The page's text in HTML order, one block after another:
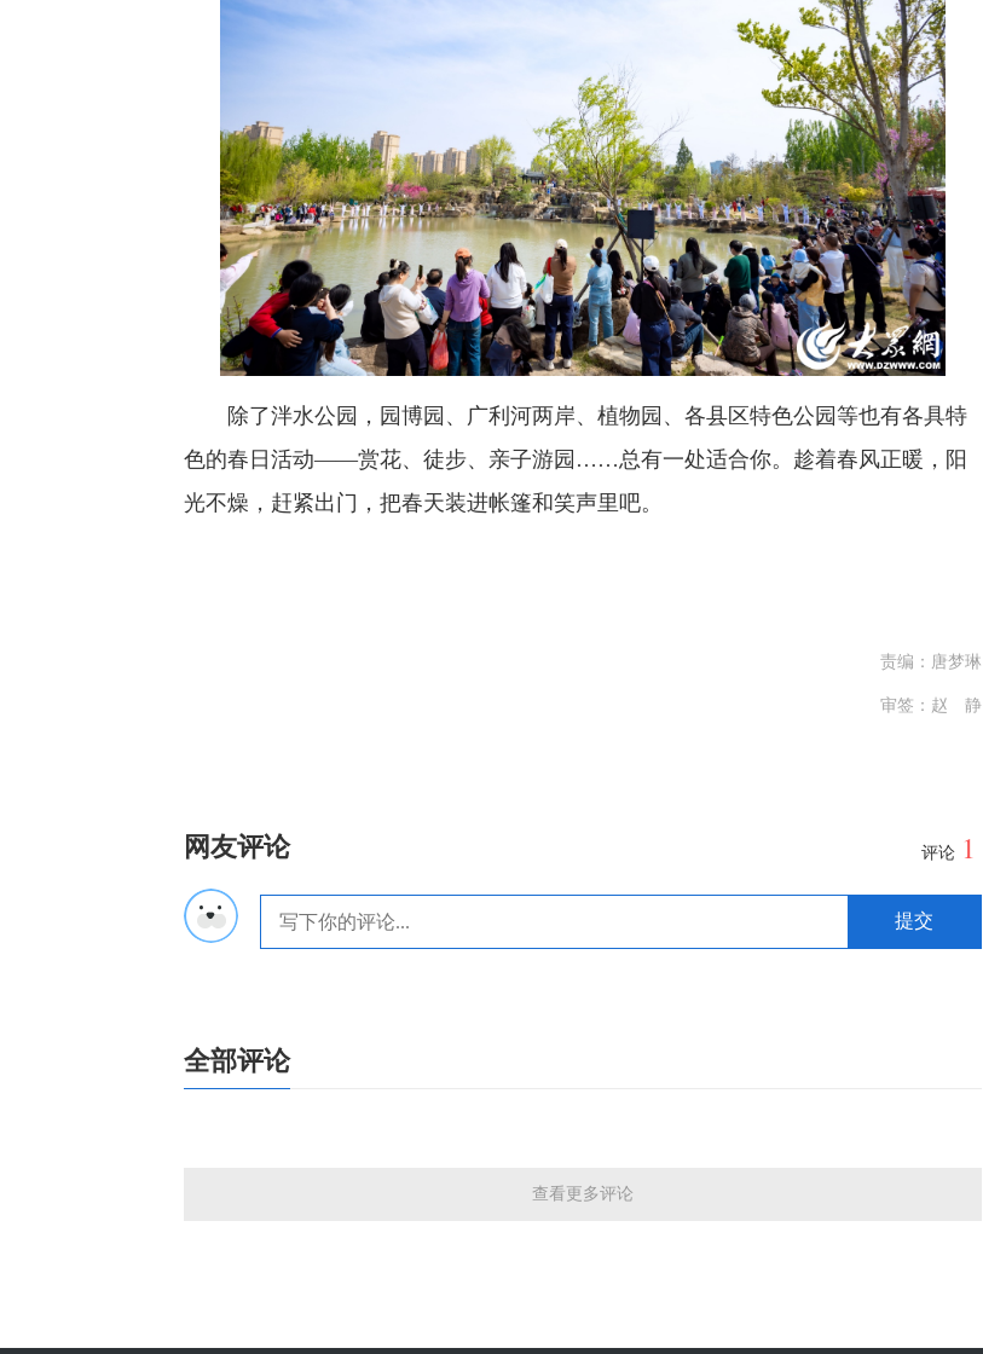
除了泮水公园，园博园、广利河两岸、植物园、各县区特色公园等也有各具特
色的春日活动——赏花、徒步、亲子游园……总有一处适合你。趁着春风正暖，阳
光不燥，赶紧出门，把春天装进帐篷和笑声里吧。
责编：唐梦琳
审签：赵 静
网友评论 评论 1
全部评论
查看更多评论